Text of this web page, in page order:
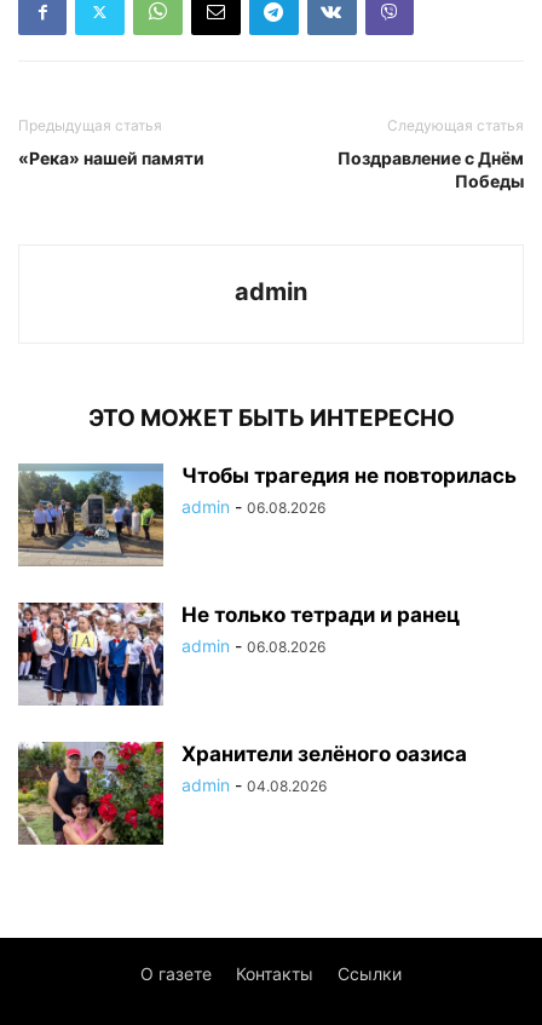
Предыдущая статья
«Река» нашей памяти
Следующая статья
Поздравление с Днём
Победы
admin
ЭТО МОЖЕТ БЫТЬ ИНТЕРЕСНО
Чтобы трагедия не повторилась
admin - 06.08.2026
Не только тетради и ранец
admin - 06.08.2026
Хранители зелёного оазиса
admin - 04.08.2026
О газете Контакты Ссылки